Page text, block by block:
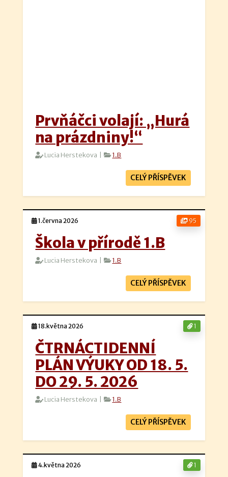
Prvňáčci volají: „Hurá
na prázdniny!“
Lucia Herstekova | 1.B
CELÝ PŘÍSPĚVEK
95
1.června 2026
Škola v přírodě 1.B
Lucia Herstekova | 1.B
CELÝ PŘÍSPĚVEK
1
18.května 2026
ČTRNÁCTIDENNÍ
PLÁN VÝUKY OD 18. 5.
DO 29. 5. 2026
Lucia Herstekova | 1.B
CELÝ PŘÍSPĚVEK
1
4.května 2026